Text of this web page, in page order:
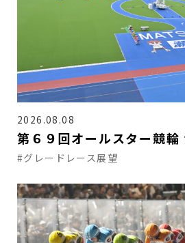
2026.08.08
第６９回オールスター競輪
#グレードレース展望